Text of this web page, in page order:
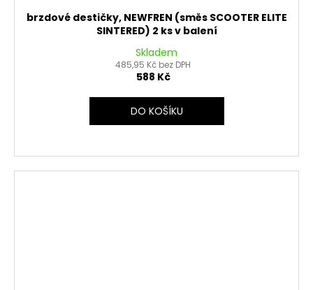
brzdové destičky, NEWFREN (směs SCOOTER ELITE
SINTERED) 2 ks v balení
Skladem
485,95 Kč bez DPH
588 Kč
DO KOŠÍKU